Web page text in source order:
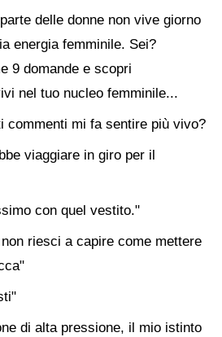
delle donne non vive giorno
energia femminile. Sei?
9 domande e scopri
nel tuo nucleo femminile...
commenti mi fa sentire più vivo?
viaggiare in giro per il
con quel vestito."
riesci a capire come mettere
di alta pressione, il mio istinto